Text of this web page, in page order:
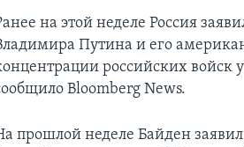
на этой неделе Россия
Путина и его
российских войск
Bloomberg News.
прошлой неделе Байден